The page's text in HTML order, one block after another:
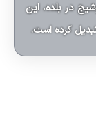
یوشیج در بلده، این
کرده است.